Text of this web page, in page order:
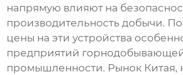
напрямую влияют на
производительность добычи.
цены на эти устройства
предприятий
промышленности. Рынок Китая,